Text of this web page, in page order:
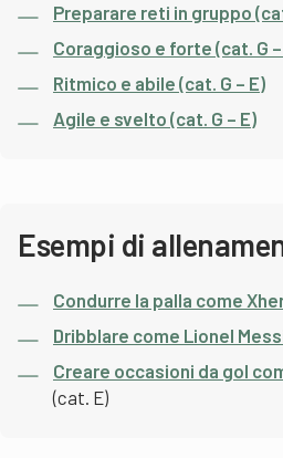
Preparare reti in gruppo
Coraggioso e forte (cat. G –
Ritmico e abile (cat. G – E)
Agile e svelto (cat. G – E)
Esempi di
Condurre la palla come
Dribblare come Lionel
Creare occasioni da gol
(cat. E)